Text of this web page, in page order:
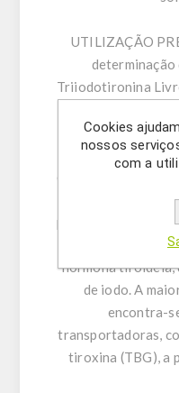
UTILIZAÇÃO
Triiodotironina
INFORMAÇÃO
é uma hormona
sanguínea.
produzida
extratiroideia
hormona tiroideia,
de iodo. A
encontra-
transportadoras,
tiroxina (TBG), a
Cookies
nossos
com a